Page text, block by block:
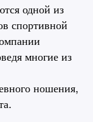
одной из
спортивной
многие из
ношения,